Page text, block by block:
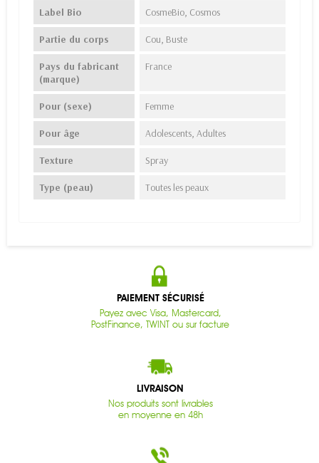
Label Bio CosmeBio, Cosmos
Partie du corps Cou, Buste
Pays du fabricant
(marque)
France
Pour (sexe) Femme
Pour âge Adolescents, Adultes
Texture Spray
Type (peau) Toutes les peaux
PAIEMENT SÉCURISÉ
Payez avec Visa, Mastercard,
PostFinance, TWINT ou sur facture
LIVRAISON
Nos produits sont livrables
en moyenne en 48h